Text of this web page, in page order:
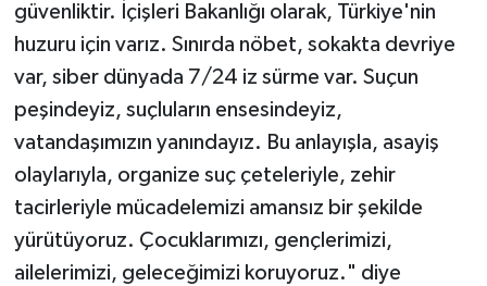
güvenliktir. İçişleri Bakanlığı olarak, Türkiye'nin
huzuru için varız. Sınırda nöbet, sokakta devriye
var, siber dünyada 7/24 iz sürme var. Suçun
peşindeyiz, suçluların ensesindeyiz,
vatandaşımızın yanındayız. Bu anlayışla, asayiş
olaylarıyla, organize suç çeteleriyle, zehir
tacirleriyle mücadelemizi amansız bir şekilde
yürütüyoruz. Çocuklarımızı, gençlerimizi,
ailelerimizi, geleceğimizi koruyoruz." diye